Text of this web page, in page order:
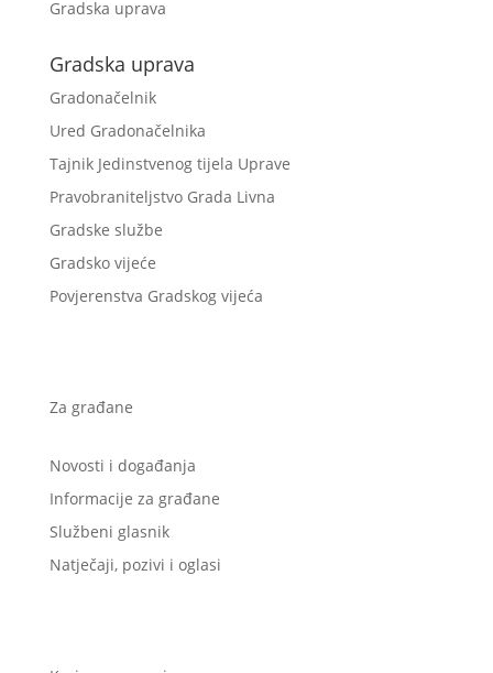
Gradska uprava
Gradska uprava
Gradonačelnik
Ured Gradonačelnika
Tajnik Jedinstvenog tijela Uprave
Pravobraniteljstvo Grada Livna
Gradske službe
Gradsko vijeće
Povjerenstva Gradskog vijeća
Za građane
Novosti i događanja
Informacije za građane
Službeni glasnik
Natječaji, pozivi i oglasi